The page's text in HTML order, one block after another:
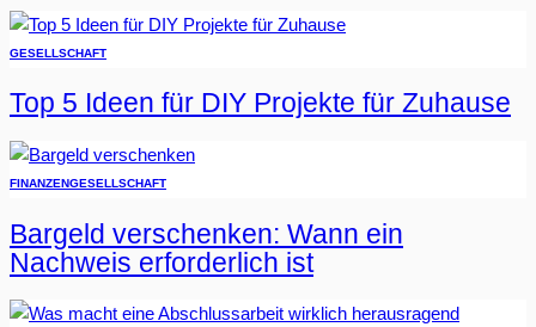
GESELLSCHAFT
Top 5 Ideen für DIY Projekte für Zuhause
FINANZENGESELLSCHAFT
Bargeld verschenken: Wann ein
Nachweis erforderlich ist